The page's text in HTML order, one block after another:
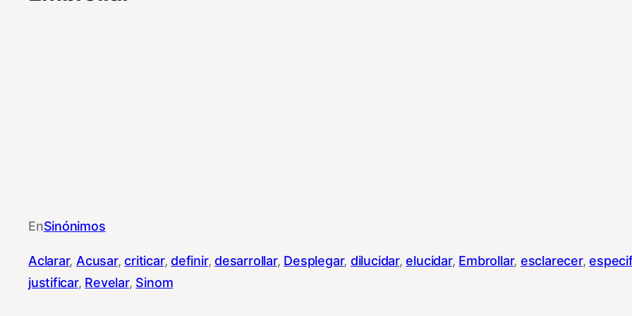
EnSinónimos
Aclarar, Acusar, criticar, definir, desarrollar, Desplegar, dilucidar, elucidar, Embrollar, esclarecer,
justificar, Revelar, Sinom